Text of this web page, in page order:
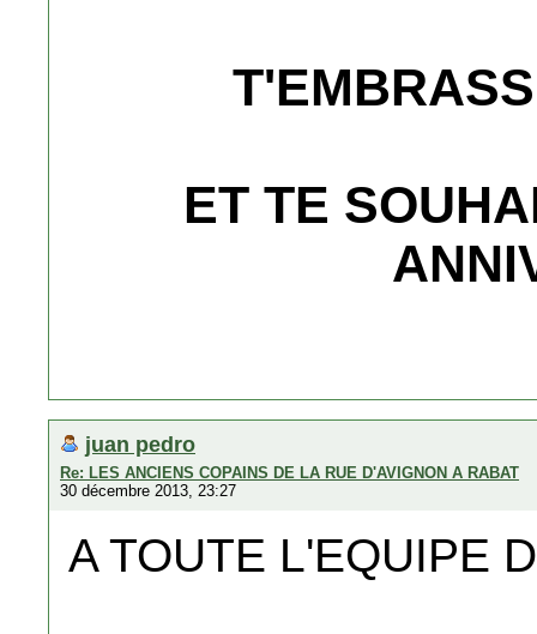
ET TE
juan pedro
Re: LES ANCIENS COPAINS DE LA RUE D'AVIGNON A RABAT
30 décembre 2013, 23:27
A TOUTE L'EQUIPE